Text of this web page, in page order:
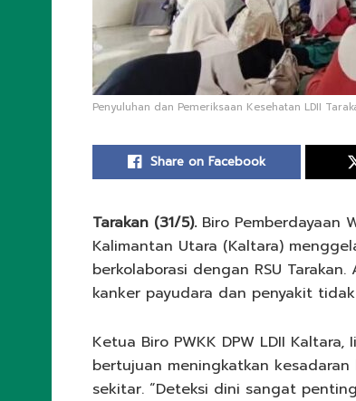
Penyuluhan dan Pemeriksaan Kesehatan LDII
Share on Facebook
Tarakan (31/5).Biro Pemberdayaan
Kalimantan Utara (Kaltara)
berkolaborasi dengan RSU
kanker payudara dan penyakit
Ketua Biro PWKK DPW LDII
bertujuan meningkatkan
sekitar. “Deteksi dini sangat